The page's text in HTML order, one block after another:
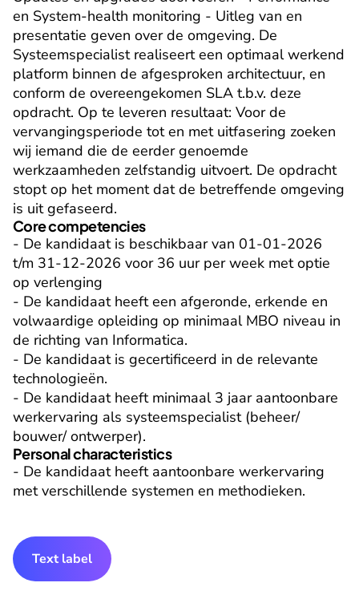
en System-health monitoring - Uitleg van en
presentatie geven over de omgeving. De
Systeemspecialist realiseert een optimaal werkend
platform binnen de afgesproken architectuur, en
conform de overeengekomen SLA t.b.v. deze
opdracht. Op te leveren resultaat: Voor de
vervangingsperiode tot en met uitfasering zoeken
wij iemand die de eerder genoemde
werkzaamheden zelfstandig uitvoert. De opdracht
stopt op het moment dat de betreffende omgeving
is uit gefaseerd.
Core competencies
- De kandidaat is beschikbaar van 01-01-2026
t/m 31-12-2026 voor 36 uur per week met optie
op verlenging
- De kandidaat heeft een afgeronde, erkende en
volwaardige opleiding op minimaal MBO niveau in
de richting van Informatica.
- De kandidaat is gecertificeerd in de relevante
technologieën.
- De kandidaat heeft minimaal 3 jaar aantoonbare
werkervaring als systeemspecialist (beheer/
bouwer/ ontwerper).
Personal characteristics
- De kandidaat heeft aantoonbare werkervaring
met verschillende systemen en methodieken.
Text label